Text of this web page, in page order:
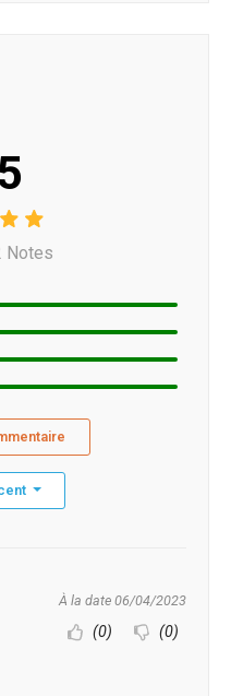
Notes
À la date 06/04/2023
(0) (0)